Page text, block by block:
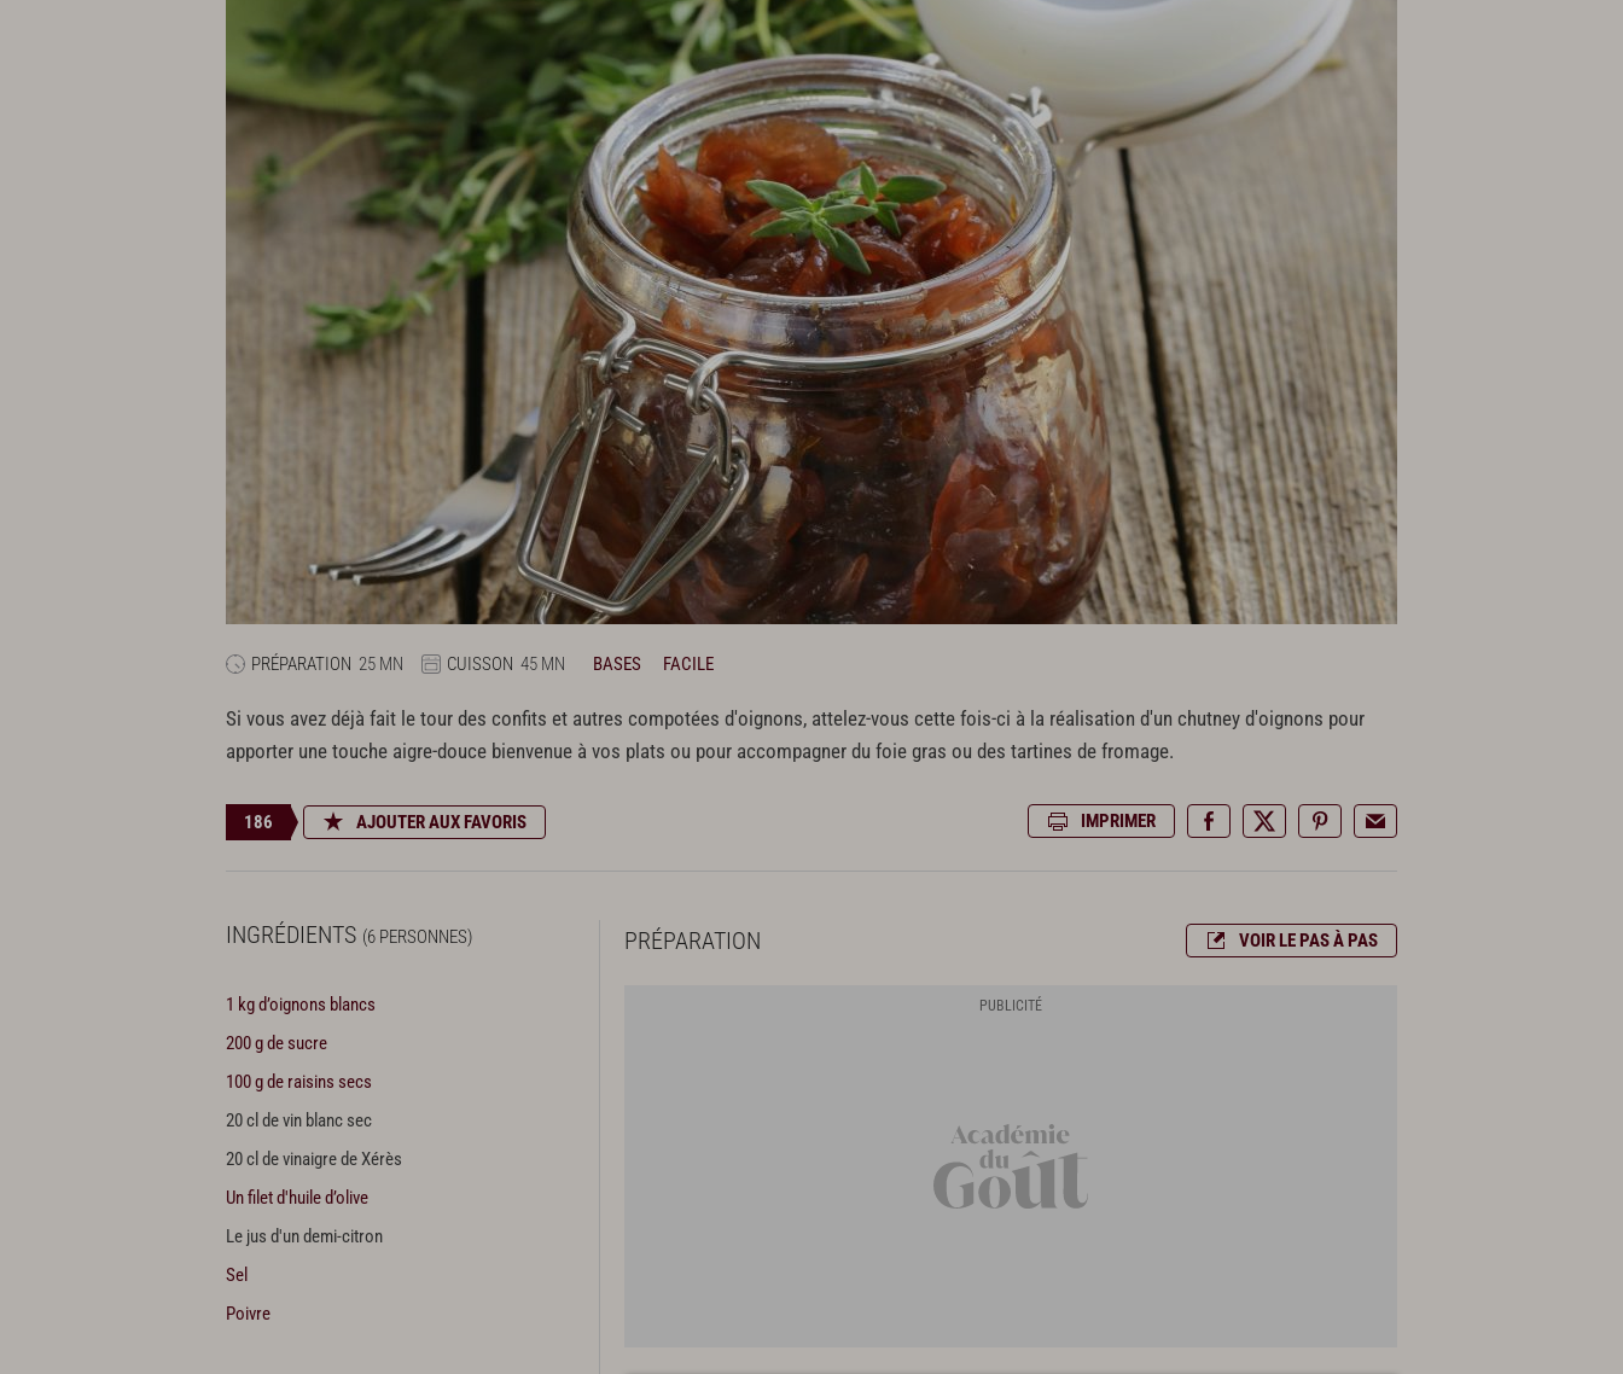
PRÉPARATION 25 MN CUISSON 45 MN BASES FACILE
Si vous avez déjà fait le tour des confits et autres compotées d'oignons, attelez-vous cette fois-ci à la réalisation d'un chutney d'oignons pour
apporter une touche aigre-douce bienvenue à vos plats ou pour accompagner du foie gras ou des tartines de fromage.
186 AJOUTER AUX FAVORIS IMPRIMER
INGRÉDIENTS (6 PERSONNES)
1 kg d’oignons blancs
200 g de sucre
100 g de raisins secs
20 cl de vin blanc sec
20 cl de vinaigre de Xérès
Un filet d'huile d’olive
Le jus d'un demi-citron
Sel
Poivre
PRÉPARATION VOIR LE PAS À PAS